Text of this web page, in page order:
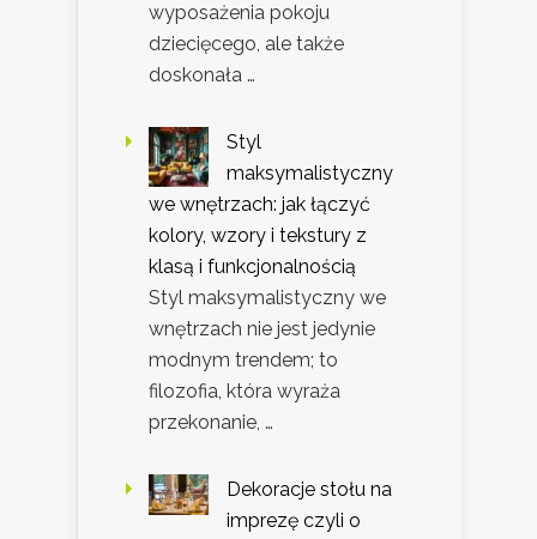
wyposażenia pokoju
dziecięcego, ale także
doskonała …
Styl
maksymalistyczny
we wnętrzach: jak łączyć
kolory, wzory i tekstury z
klasą i funkcjonalnością
Styl maksymalistyczny we
wnętrzach nie jest jedynie
modnym trendem; to
filozofia, która wyraża
przekonanie, …
Dekoracje stołu na
imprezę czyli o